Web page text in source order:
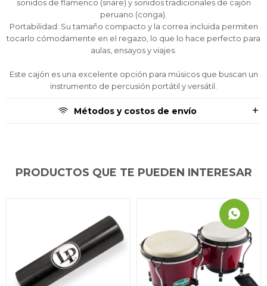
sonidos de flamenco (snare) y sonidos tradicionales de cajón
peruano (conga).
Portabilidad: Su tamaño compacto y la correa incluida permiten
tocarlo cómodamente en el regazo, lo que lo hace perfecto para
aulas, ensayos y viajes.
Este cajón es una excelente opción para músicos que buscan un
instrumento de percusión portátil y versátil.
Métodos y costos de envío
PRODUCTOS QUE TE PUEDEN INTERESAR